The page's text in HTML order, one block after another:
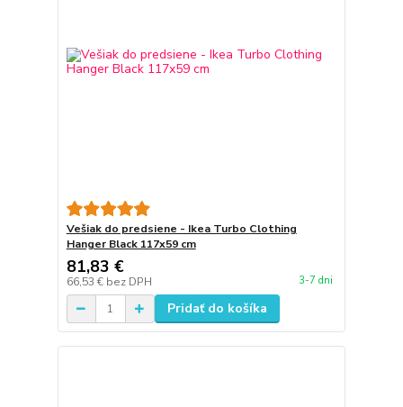
Vešiak do predsiene - Ikea Turbo Clothing
Hanger Black 117x59 cm
81,83 €
66,53 € bez DPH 3-7 dni
Pridať do košíka